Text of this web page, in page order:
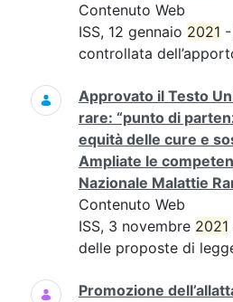
Contenuto Web
ISS, 12 gennaio 2021
controllata
Approvato il Testo
rare: “punto di
equità delle cure e
Ampliate le
Nazionale Malattie
Contenuto Web
ISS, 3 novembre 2021
delle proposte di
Promozione